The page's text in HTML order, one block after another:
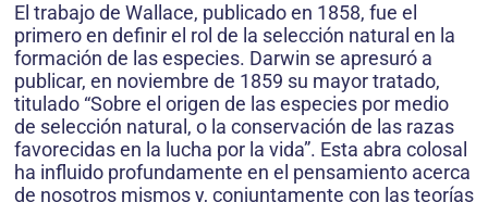
El trabajo de Wallace, publicado en 1858, fue el
primero en definir el rol de la selección natural en la
formación de las especies. Darwin se apresuró a
publicar, en noviembre de 1859 su mayor tratado,
titulado “Sobre el origen de las especies por medio
de selección natural, o la conservación de las razas
favorecidas en la lucha por la vida”. Esta abra colosal
ha influido profundamente en el pensamiento acerca
de nosotros mismos y, conjuntamente con las teorías